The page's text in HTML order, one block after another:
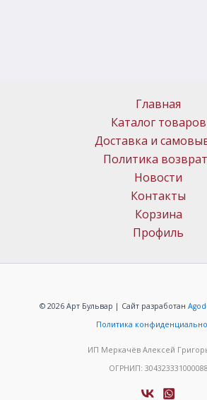
Главная
Каталог товаров
Доставка и
Политика
Новости
Контакты
Корзина
Профиль
© 2026 Арт Бульвар | Сайт разработан
Политика
ИП Меркачёв Алексей
ОГРНИП: 304323331000088